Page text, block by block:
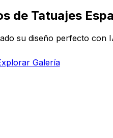
de Tatuajes
su diseño perfecto con
Galería